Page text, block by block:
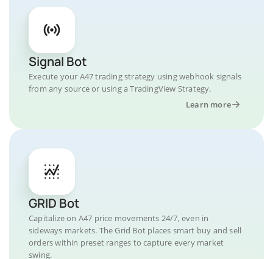
Signal Bot
Execute your A47 trading strategy using webhook signals
from any source or using a TradingView Strategy.
Learn more
GRID Bot
Capitalize on A47 price movements 24/7, even in
sideways markets. The Grid Bot places smart buy and sell
orders within preset ranges to capture every market
swing.